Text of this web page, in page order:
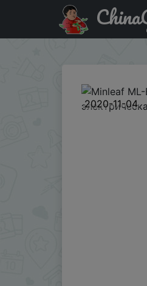
Знижка на Minleaf ML-ED1
2020-11-04